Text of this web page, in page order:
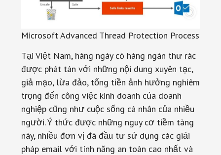
Microsoft Advanced Thread Protection Process
Tại Việt Nam, hàng ngày có hàng ngàn thư rác
được phát tán với những nội dung xuyên tạc,
giả mạo, lừa đảo, tống tiền ảnh hưởng nghiêm
trọng đến công việc kinh doanh của doanh
nghiệp cũng như cuộc sống cá nhân của nhiều
người. Ý thức được những nguy cơ tiềm tàng
này, nhiều đơn vị đã đầu tư sử dụng các giải
pháp email với tính năng an toàn cao nhất và